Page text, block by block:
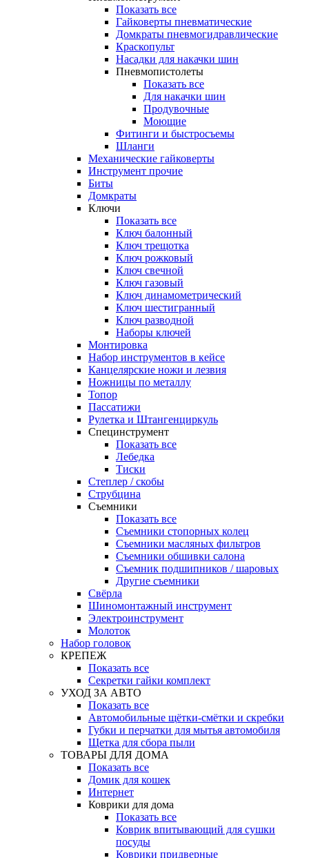
Показать все
Гайковерты пневматические
Домкраты пневмогидравлические
Краскопульт
Насадки для накачки шин
Пневмопистолеты
Показать все
Для накачки шин
Продувочные
Моющие
Фитинги и быстросъемы
Шланги
Механические гайковерты
Инструмент прочиe
Биты
Домкраты
Ключи
Показать все
Ключ балонный
Ключ трещотка
Ключ рожковый
Ключ свечной
Ключ газовый
Ключ динамометрический
Ключ шестигранный
Ключ разводной
Наборы ключей
Монтировка
Набор инструментов в кейсе
Канцелярские ножи и лезвия
Ножницы по металлу
Топор
Пассатижи
Рулетка и Штангенциркуль
Специнструмент
Показать все
Лебедка
Тиски
Степлер / скобы
Струбцина
Съемники
Показать все
Съемники стопорных колец
Съемники масляных фильтров
Съемники обшивки салона
Съемник подшипников / шаровых
Другие съемники
Свёрла
Шиномонтажный инструмент
Электроинструмент
Молоток
Набор головок
КРЕПЕЖ
Показать все
Секретки гайки комплект
УХОД ЗА АВТО
Показать все
Автомобильные щётки-смётки и скребки
Губки и перчатки для мытья автомобиля
Щетка для сбора пыли
ТОВАРЫ ДЛЯ ДОМА
Показать все
Домик для кошек
Интернет
Коврики для дома
Показать все
Коврик впитывающий для сушки
посуды
Коврики придверные